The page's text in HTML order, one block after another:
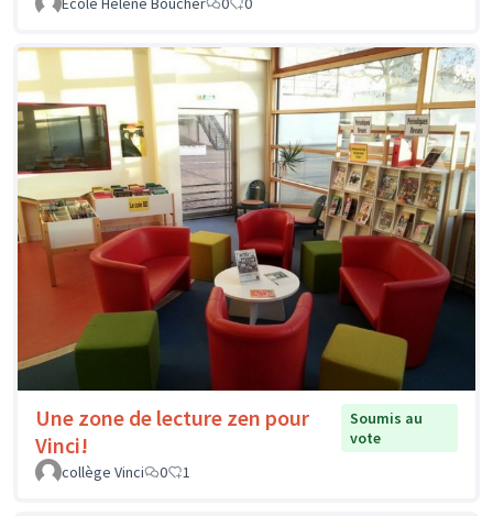
Une zone de lecture zen pour
Vinci!
Soumis au
vote
collège Vinci
0 1